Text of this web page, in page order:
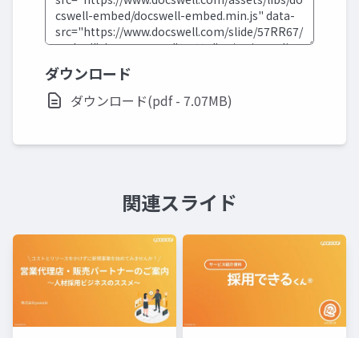
ダウンロード
ダウンロード(pdf - 7.07MB)
関連スライド